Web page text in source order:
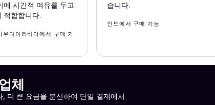
에 시간적 여유를 두고
적합합니다.
우디아라비아에서 구매 가
습니다.
인도에서 구매 가능
체
더 큰 요금을 분산하여 단일 결제에서